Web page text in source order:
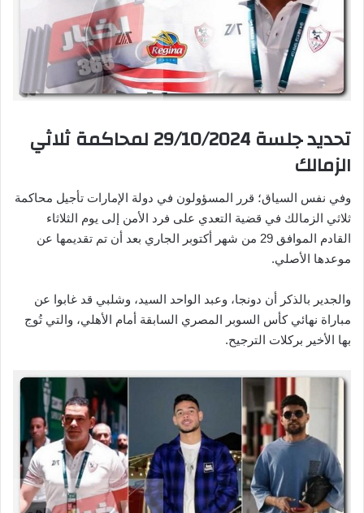
تحديد جلسة 29/10/2024 لمحاكمة ثلاثي
الزمالك
وفي نفس السياق؛ قرر المسؤولون في دولة الإمارات تأجيل محاكمة
ثلاثي الزمالك في قضية التعدي على فرد الأمن إلى يوم الثلاثاء
القادم الموافق 29 من شهر أكتوبر الجاري بعد أن تم تقديمها عن
موعدها الأصلي.
والجدير بالذكر أن دونجا، وعبد الواحد السيد، وشلبي قد غابوا عن
مباراة نهائي كأس السوبر المصري السابقة أمام الأهلي، والتي تُوج
بها الأخير بركلات الترجيح.